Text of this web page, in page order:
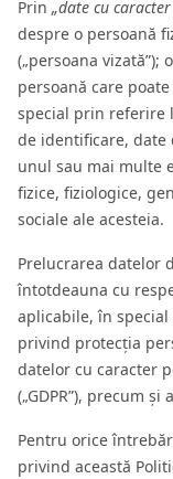
Prin „date cu
despre o persoană
(„persoana vizată”);
persoană care
special prin referire
de identificare, date
unul sau mai multe
fizice, fiziologice,
sociale ale acesteia.
Prelucrarea datelor
întotdeauna cu
aplicabile, în special
privind protecția
datelor cu caracter
(„GDPR”), precum
Pentru orice
privind această